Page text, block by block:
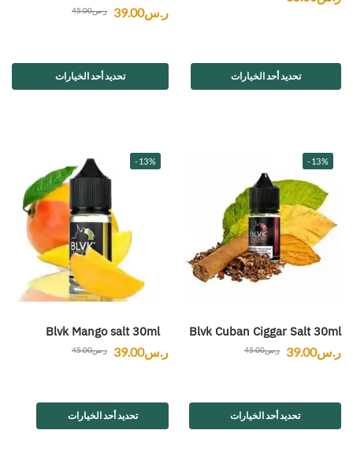
تحديد أحد الخيارات
ر.س45.00 ر.س39.00
تحديد أحد الخيارات
-13%
Blvk Cuban Ciggar Salt 30ml
ر.س45.00 ر.س39.00
تحديد أحد الخيارات
-13%
Blvk Mango salt 30ml
ر.س45.00 ر.س39.00
تحديد أحد الخيارات